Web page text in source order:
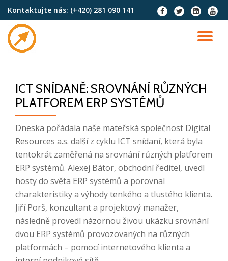
content
Kontaktujte nás: (+420) 281 090 141
fa-
facebook
fa-
twitter
fa-
linkedin-
square
fa-
ICT SNÍDANĚ: SROVNÁNÍ RŮZNÝCH
PLATFOREM ERP SYSTÉMŮ
Dneska pořádala naše mateřská společnost Digital
Resources a.s. další z cyklu ICT snídaní, která byla
tentokrát zaměřená na srovnání různých platforem
ERP systémů. Alexej Bátor, obchodní ředitel, uvedl
hosty do světa ERP systémů a porovnal
charakteristiky a výhody tenkého a tlustého klienta.
Jiří Porš, konzultant a projektový manažer,
následně provedl názornou živou ukázku srovnání
dvou ERP systémů provozovaných na různých
platformách – pomocí internetového klienta a